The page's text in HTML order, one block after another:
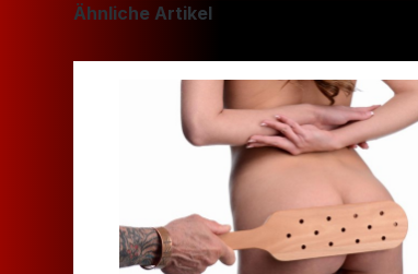
Produktgalerie überspringen
Ähnliche Artikel